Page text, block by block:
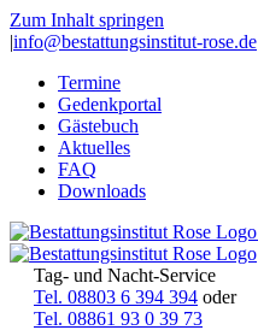
Zum Inhalt springen
|info@bestattungsinstitut-rose.de
Termine
Gedenkportal
Gästebuch
Aktuelles
FAQ
Downloads
Tag- und Nacht-Service
Tel. 08803 6 394 394 oder
Tel. 08861 93 0 39 73